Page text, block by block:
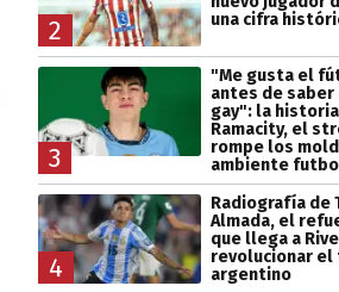
2
una cifra
3
"Me gusta el
antes de saber
gay": la
Ramacity, el
rompe los
ambiente
4
Radiografía de
Almada, el
que llega a
revolucionar
argentino